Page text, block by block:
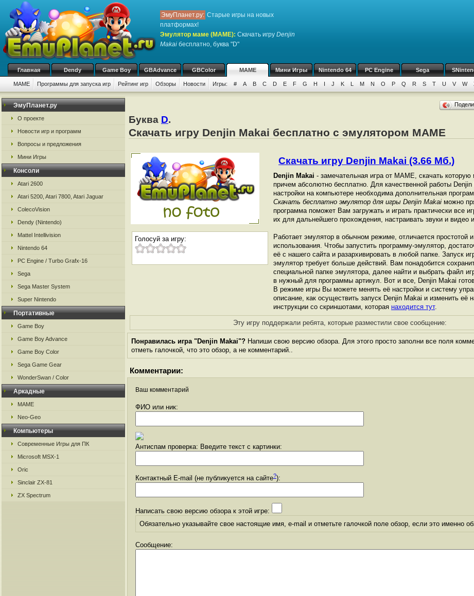
ЭмуПланет.ру: Старые игры на новых
платформах!
Эмулятор маме (MAME): Скачать игру Denjin
Makai бесплатно, буква "D"
Главная Dendy Game Boy GBAdvance GBColor MAME Мини Игры Nintendo 64 PC Engine Sega
MAME Программы для запуска игр Рейтинг игр Обзоры Новости Игры: # A B C D E F G H I J K L M N O P Q R S T U V W
ЭмуПланет.ру
О проекте
Новости игр и программ
Вопросы и предложения
Мини Игры
Консоли
Atari 2600
Atari 5200, Atari 7800, Atari Jaguar
ColecoVision
Dendy (Nintendo)
Mattel Intellivision
Nintendo 64
PC Engine / Turbo Grafx-16
Sega
Sega Master System
Super Nintendo
Портативные
Game Boy
Game Boy Advance
Game Boy Color
Sega Game Gear
WonderSwan / Color
Аркадные
MAME
Neo-Geo
Компьютеры
Современные Игры для ПК
Microsoft MSX-1
Oric
Sinclair ZX-81
ZX Spectrum
Буква D.
Скачать игру Denjin Makai бесплатно с эмулятором MAME
Голосуй за игру:
Скачать игру Denjin Makai (3.66 Мб.)
Denjin Makai - замечательная игра от МАМЕ, скачать которую
причем абсолютно бесплатно. Для качественной работы
настройки на компьютере необходима дополнительная
Скачать бесплатно эмулятор для игры Denjin Makai можно
программа поможет Вам загружать и играть практически все
их для дальнейшего прохождения, настраивать звуки и видео
Работает эмулятор в обычном режиме, отличается простотой
использования. Чтобы запустить программу-эмулятор,
её с нашего сайта и разархивировать в любой папке. Запуск
эмулятор требует больше действий. Вам понадобится
специальной папке эмулятора, далее найти и выбрать файл
в нужный для программы артикул. Вот и все, Denjin Makai
В режиме игры Вы можете менять её настройки и систему
описание, как осуществить запуск Denjin Makai и изменить её
инструкции со скриншотами, которая находится тут.
Эту игру поддержали ребята, которые разместили свое сообщение:
Понравилась игра "Denjin Makai"? Напиши свою версию обзора. Для этого просто заполни все поля
отметь галочкой, что это обзор, а не комментарий..
Комментарии:
Ваш комментарий
ФИО или ник:
Антиспам проверка: Введите текст с картинки:
Контактный E-mail (не публикуется на сайте?):
Написать свою версию обзора к этой игре:
Обязательно указывайте свое настоящие имя, e-mail и отметьте галочкой поле обзор, если это именно
Сообщение: